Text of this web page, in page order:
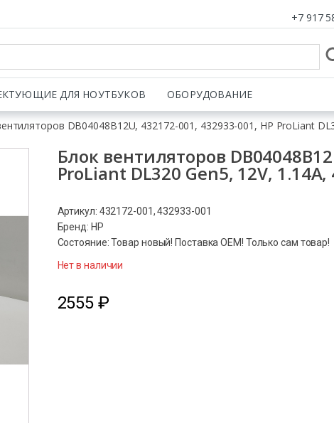
+7 917
ДЛЯ НОУТБУКОВ ОБОРУДОВАНИЕ
DB04048B12U, 432172-001, 432933-001, HP ProLiant
Блок вентиляторов
ProLiant DL320 Gen5, 12V,
Артикул: 432172-001, 432933-001
Бренд: HP
Состояние: Товар новый! Поставка ОЕМ! Только сам товар!
Нет в наличии
2555₽